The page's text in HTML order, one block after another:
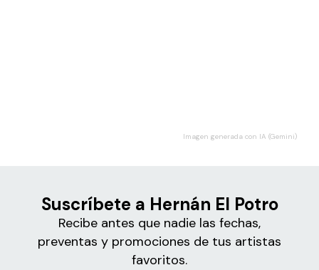
Imagen generada con IA (Gemini)
Suscríbete a Hernán El Potro
Recibe antes que nadie las fechas,
preventas y promociones de tus artistas
favoritos.